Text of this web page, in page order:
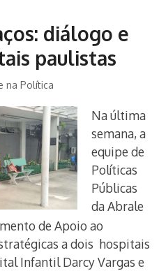
diálogo e
paulistas
na Política
Na última
semana, a
equipe de
Políticas
Públicas
da Abrale
de Apoio ao
a dois hospitais
Infantil Darcy Vargas e